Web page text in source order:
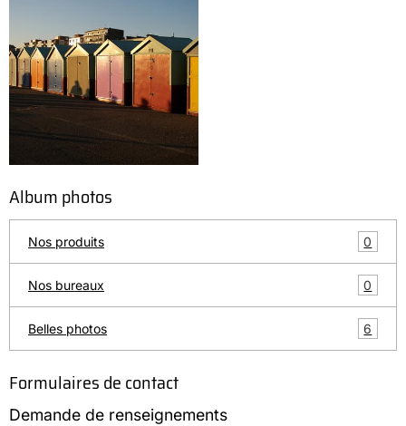
Album photos
Nos produits 0
Nos bureaux 0
Belles photos 6
Formulaires de contact
Demande de renseignements